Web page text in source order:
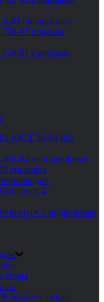
93 поворотные
97 плоские
97 с ребрами
(ОСТ 36-94-83)
04 неподвижные
стальных
выпуск 4
выпуск 5 подвижные
компенсаторы